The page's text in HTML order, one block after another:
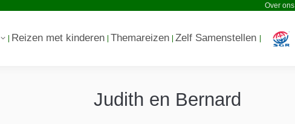
Over ons
Reizen met kinderen Themareizen Zelf Samenstellen
Judith en Bernard